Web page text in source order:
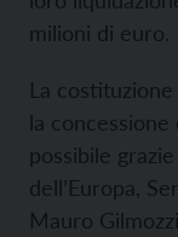
milioni di euro.
La
la concessione
possibile
dell’Europa,
Mauro